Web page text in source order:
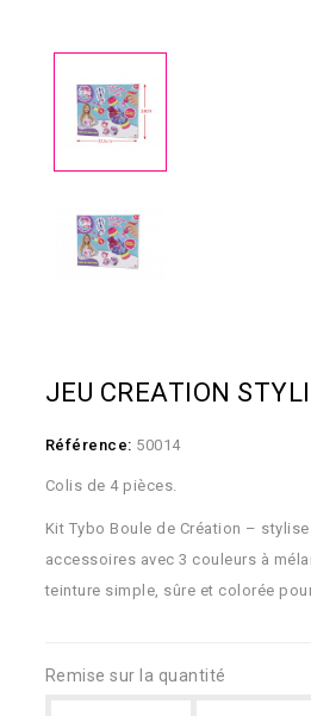
JEU CREATION
Référence: 50014
Colis de 4 pièces.
Kit Tybo Boule de Création –
accessoires avec 3 couleurs à
teinture simple, sûre et colorée
Remise sur la quantité